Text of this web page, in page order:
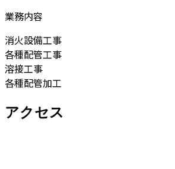
業務内容
消火設備工事
各種配管工事
溶接工事
各種配管加工
アクセス